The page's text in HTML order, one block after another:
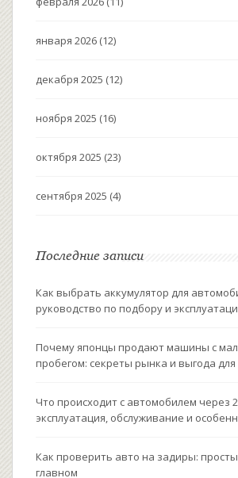
января 2026 (12)
декабря 2025 (12)
ноября 2025 (16)
октября 2025 (23)
сентября 2025 (4)
Последние записи
Как выбрать аккумулятор для
руководство по подбору и
Почему японцы продают машины с
пробегом: секреты рынка и выгода для
Что происходит с автомобилем через
эксплуатация, обслуживание и
Как проверить авто на задиры:
главном